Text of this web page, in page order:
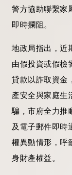
警方協助聯繫家
即時攔阻。
地政局指出，近
由假投資或假檢
貸款以詐取資金
產安全與家庭生
騙，市府全力推
及電子郵件即時
權異動情形，呼
身財產權益。